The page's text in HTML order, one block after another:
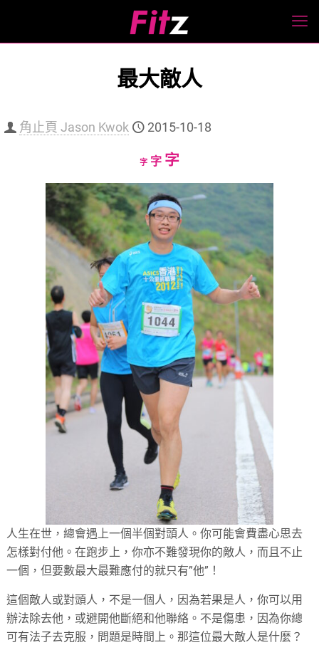
最大敵人
角止頁 Jason Kwok 2015-10-18
字Decrease
size.
字Reset
size.
字Increase
size.
人生在世，總會遇上一個半個對頭人。你可能會費盡心思去
怎樣對付他。在跑步上，你亦不難發現你的敵人，而且不止
一個，但要數最大最難應付的就只有”他”！
這個敵人或對頭人，不是一個人，因為若果是人，你可以用
辦法除去他，或避開他斷絕和他聯絡。不是傷患，因為你總
可有法子去克服，問題是時間上。那這位最大敵人是什麼？